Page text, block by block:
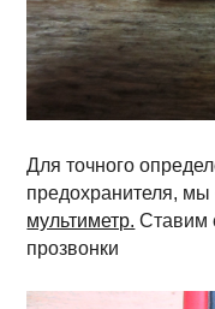
Для точного
предохранителя, мы
мультиметр. Ставим
прозвонки